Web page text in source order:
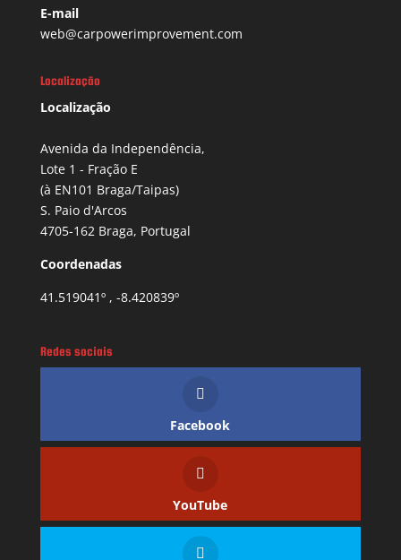
E-mail
web@carpowerimprovement.com
Localização
Localização
Avenida da Independência,
Lote 1 - Fração E
(à EN101 Braga/Taipas)
S. Paio d'Arcos
4705-162 Braga, Portugal
Coordenadas
41.519041º , -8.420839º
Redes sociais
Facebook
YouTube